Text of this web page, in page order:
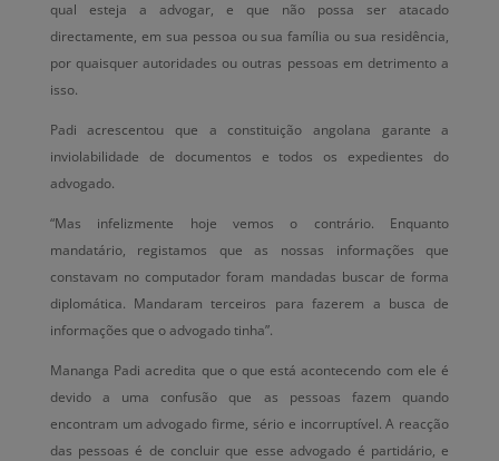
qual esteja a advogar, e que não possa ser atacado
directamente, em sua pessoa ou sua família ou sua residência,
por quaisquer autoridades ou outras pessoas em detrimento a
isso.
Padi acrescentou que a constituição angolana garante a
inviolabilidade de documentos e todos os expedientes do
advogado.
“Mas infelizmente hoje vemos o contrário. Enquanto
mandatário, registamos que as nossas informações que
constavam no computador foram mandadas buscar de forma
diplomática. Mandaram terceiros para fazerem a busca de
informações que o advogado tinha”.
Mananga Padi acredita que o que está acontecendo com ele é
devido a uma confusão que as pessoas fazem quando
encontram um advogado firme, sério e incorruptível. A reacção
das pessoas é de concluir que esse advogado é partidário, e